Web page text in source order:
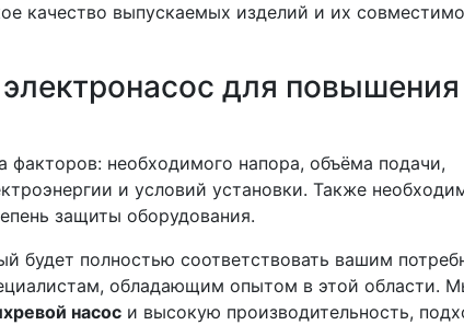
качество выпускаемых изделий и их
для повышения
факторов: необходимого напора, объёма подачи,
и условий установки. Также
защиты оборудования.
будет полностью соответствовать вашим
обладающим опытом в этой области.
насос и высокую производительность,